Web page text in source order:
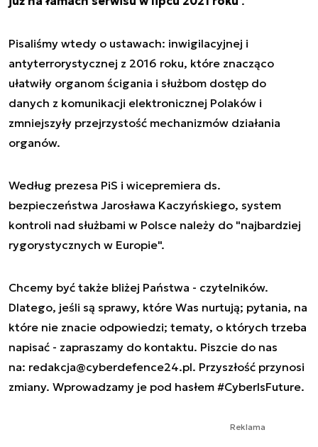
Pisaliśmy wtedy o ustawach: inwigilacyjnej i
antyterrorystycznej z 2016 roku, które znacząco
ułatwiły organom ścigania i służbom dostęp do
danych z komunikacji elektronicznej Polaków i
zmniejszyły przejrzystość mechanizmów działania
organów.
Według prezesa PiS i wicepremiera ds.
bezpieczeństwa Jarosława Kaczyńskiego, system
kontroli nad służbami w Polsce należy do "najbardziej
rygorystycznych w Europie".
Chcemy być także bliżej Państwa - czytelników.
Dlatego, jeśli są sprawy, które Was nurtują; pytania, na
które nie znacie odpowiedzi; tematy, o których trzeba
napisać - zapraszamy do kontaktu. Piszcie do nas
na: redakcja@cyberdefence24.pl. Przyszłość przynosi
zmiany. Wprowadzamy je pod hasłem #CyberIsFuture.
Reklama